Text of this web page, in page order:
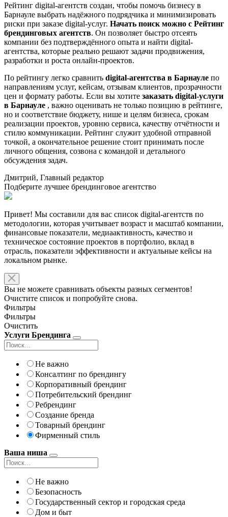
Рейтинг digital-агентств создан, чтобы помочь бизнесу в
Барнауле выбрать надёжного подрядчика и минимизировать
риски при заказе digital-услуг. Начать поиск можно с Рейтинг
брендинговых агентств. Он позволяет быстро отсеять
компании без подтверждённого опыта и найти digital-
агентства, которые реально решают задачи продвижения,
разработки и роста онлайн-проектов.
По рейтингу легко сравнить digital-агентства в Барнауле по
направлениям услуг, кейсам, отзывам клиентов, прозрачности
цен и формату работы. Если вы хотите заказать digital-услуги
в Барнауле , важно оценивать не только позицию в рейтинге,
но и соответствие бюджету, нише и целям бизнеса, срокам
реализации проектов, уровню сервиса, качеству отчётности и
стилю коммуникации. Рейтинг служит удобной отправной
точкой, а окончательное решение стоит принимать после
личного общения, созвона с командой и детального
обсуждения задач.
Дмитрий, Главный редактор
Подберите лучшее брендинговое агентство
Привет! Мы составили для вас список digital-агентств по
методологии, которая учитывает возраст и масштаб компании,
финансовые показатели, медиаактивность, качество и
техническое состояние проектов в портфолио, вклад в
отрасль, показатели эффективности и актуальные кейсы на
локальном рынке.
Вы не можете сравнивать объекты разных сегментов!
Очистите список и попробуйте снова.
Фильтры
Фильтры
Очистить
Услуги Брендинга
Не важно
Консалтинг по брендингу
Корпоративный брендинг
Потребительский брендинг
Ребрендинг
Создание бренда
Товарный брендинг
Фирменный стиль
Ваша ниша
Не важно
Безопасность
Государственный сектор и городская среда
Дом и быт